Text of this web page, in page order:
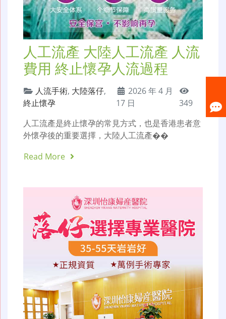
人工流產 大陸人工流產 人流
費用 終止懷孕人流過程
人流手術, 大陸落仔,
終止懷孕
2026 年 4 月
17 日
349
人工流產是終止懷孕的常見方式，也是香港患者意
外懷孕後的重要選擇，大陸人工流產��
Read More